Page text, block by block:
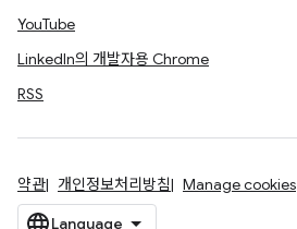
YouTube
LinkedIn의 개발자용 Chrome
RSS
약관 개인정보처리방침 Manage cookies